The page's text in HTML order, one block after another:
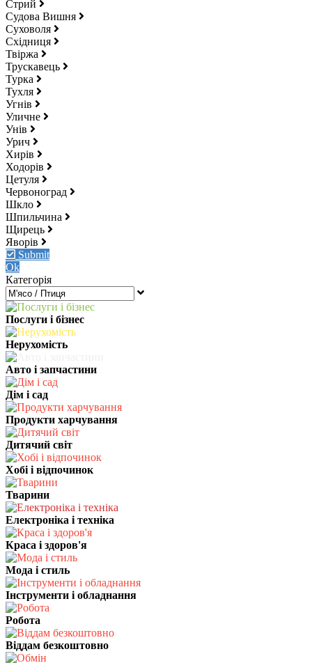
Стрий
Судова Вишня
Суховоля
Східниця
Твіржа
Трускавець
Турка
Тухля
Угнів
Уличне
Унів
Урич
Хирів
Ходорів
Цетуля
Червоноград
Шкло
Шпильчина
Щирець
Яворів
Submit
Ok
Категорія
Послуги і бізнес
Нерухомість
Авто і запчастини
Дім і сад
Продукти харчування
Дитячий світ
Хобі і відпочинок
Тварини
Електроніка і техніка
Краса і здоров'я
Мода і стиль
Інструменти і обладнання
Робота
Віддам безкоштовно